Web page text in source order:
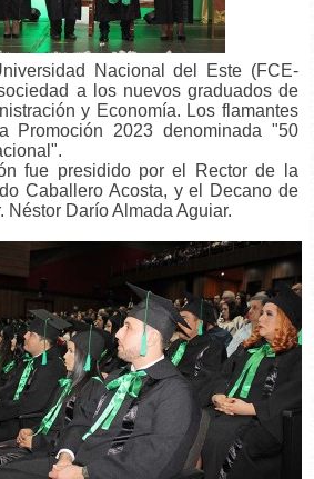
Nacional del Este (FCE-
a los nuevos graduados de
y Economía. Los flamantes
Promoción 2023 denominada "50
fue presidido por el Rector de la
Caballero Acosta, y el Decano de
Néstor DaríoAlmada Aguiar.